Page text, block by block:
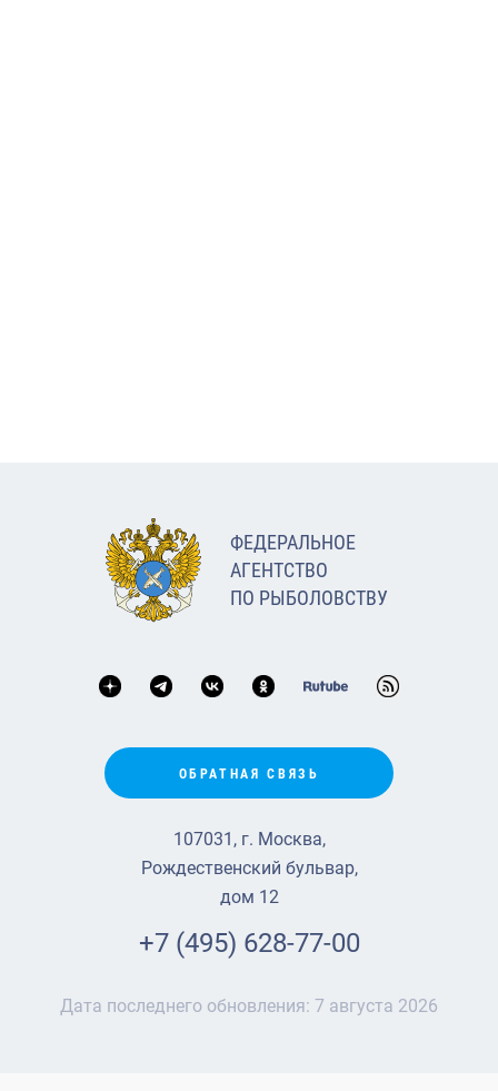
ФЕДЕРАЛЬНОЕ
АГЕНТСТВО
ПО РЫБОЛОВСТВУ
ОБРАТНАЯ СВЯЗЬ
107031, г. Москва,
Рождественский бульвар,
дом 12
+7 (495) 628-77-00
Дата последнего обновления: 7 августа 2026